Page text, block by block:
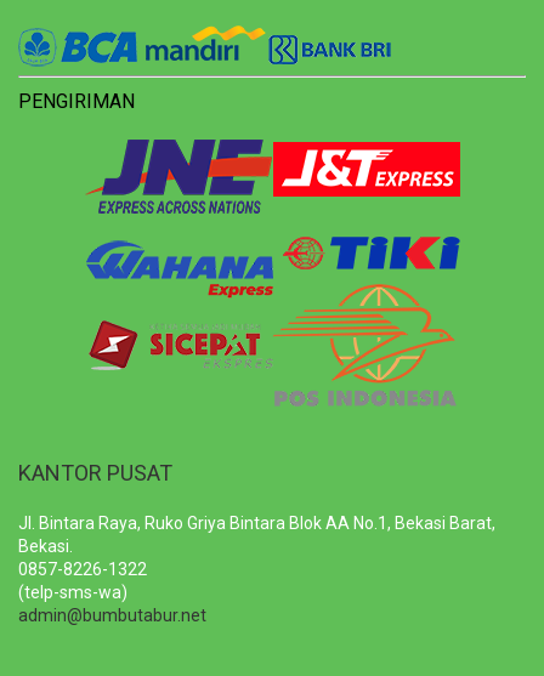
PENGIRIMAN
KANTOR PUSAT
Jl. Bintara Raya, Ruko Griya Bintara Blok AA No.1, Bekasi Barat,
Bekasi.
0857-8226-1322
(telp-sms-wa)
admin@bumbutabur.net